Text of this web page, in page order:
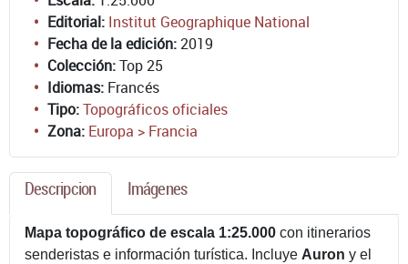
Editorial: Institut Geographique National
Fecha de la edición:2019
Colección:Top 25
Idiomas: Francés
Tipo:Topográficos oficiales
Zona: Europa > Francia
Descripcion Imágenes
Mapa topográfico de escala 1:25.000 con itinerarios
senderistas e información turística. Incluye Auron y el